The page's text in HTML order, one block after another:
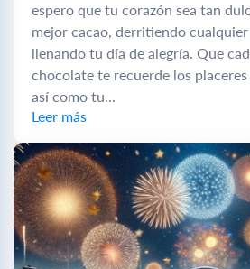
espero que tu corazón sea tan
mejor cacao, derritiendo
llenando tu día de alegría. Que
chocolate te recuerde los
así como tu...
Leer más